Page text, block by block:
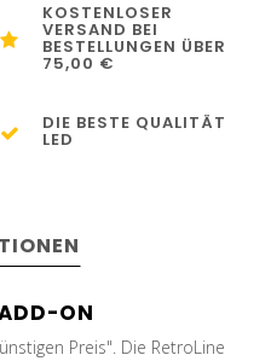
KOSTENLOSER
VERSAND BEI
BESTELLUNGEN ÜBER
75,00 €
DIE BESTE QUALITÄT
LED
ON
Preis". Die RetroLine